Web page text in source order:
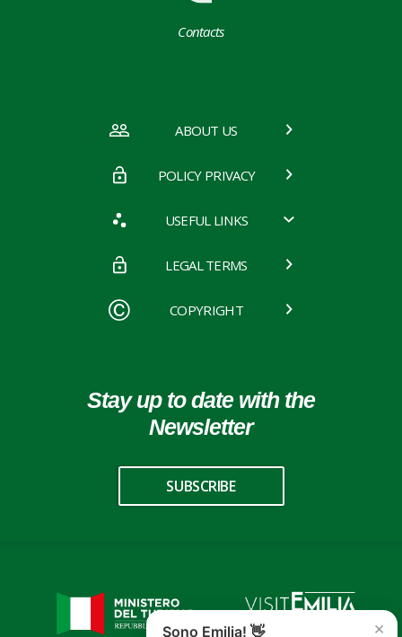
Contacts
ABOUT US
POLICY PRIVACY
USEFUL LINKS
LEGAL TERMS
COPYRIGHT
Stay up to date with the
Newsletter
SUBSCRIBE
×
Sono Emilia! 👋